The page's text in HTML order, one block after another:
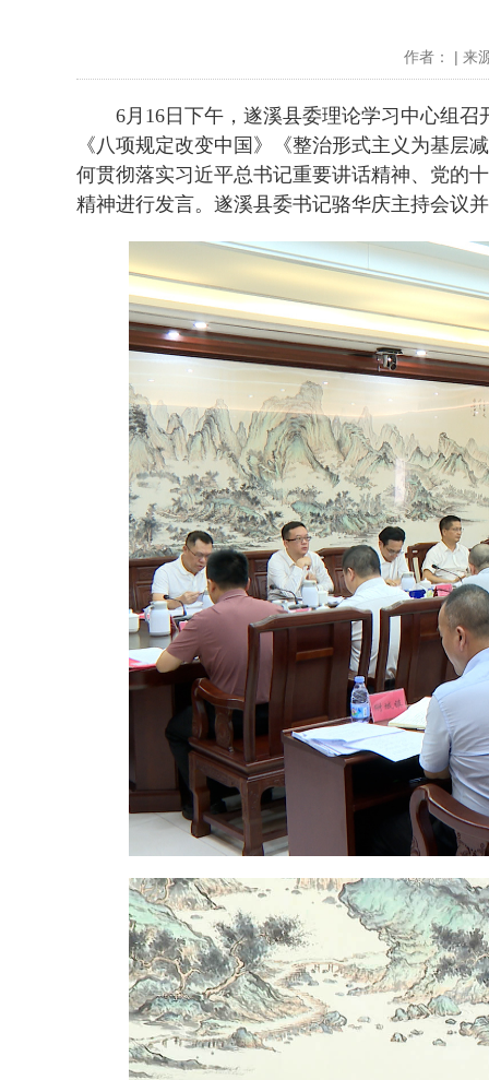
作者： | 来
6月16日下午，遂溪县委理论学习中心组召
《八项规定改变中国》《整治形式主义为基
何贯彻落实习近平总书记重要讲话精神、党的
精神进行发言。遂溪县委书记骆华庆主持会议